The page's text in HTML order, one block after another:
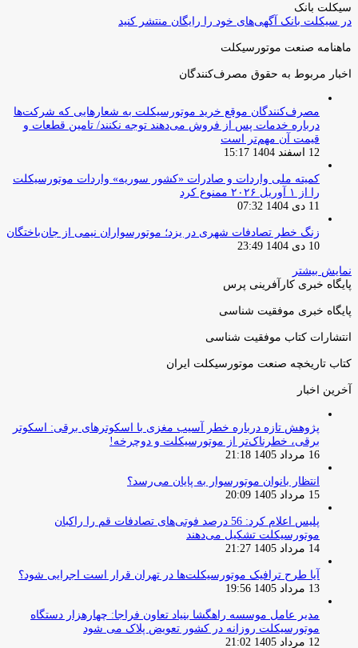
سیکلت بانک
در سیکلت بانک آگهی‌های خود را رایگان منتشر کنید
ماهنامه صنعت موتورسیکلت
اخبار مربوط به حقوق مصرف‌کنندگان
مصرف‌کنندگان موقع خرید موتورسیکلت به شعارهایی که شرکت‌ها
درباره خدمات پس از فروش می‌دهند توجه نکنند/ تامین قطعات و
قیمت آن مهم‌تر است
12 اسفند 1404 15:17
کمیته ملی واردات و صادرات «کشور سوریه» واردات موتورسیکلت
را از ۱ آوریل ۲۰۲۶ ممنوع کرد
11 دی 1404 07:32
زنگ خطر تصادفات شهری در یزد؛ موتورسواران نیمی از جان‌باختگان
10 دی 1404 23:49
نمایش بیشتر
پایگاه خبری کارآفرینی پرس
پایگاه خبری موفقیت شناسی
انتشارات کتاب موفقیت شناسی
کتاب تاریخچه صنعت موتورسیکلت ایران
آخرین اخبار
پژوهش تازه درباره خطر آسیب مغزی با اسکوترهای برقی: اسکوتر
برقی، خطرناک‌تر از موتورسیکلت و دوچرخه!
16 مرداد 1405 21:18
انتظار بانوان موتورسوار به پایان می‌رسد؟
15 مرداد 1405 20:09
پلیس اعلام کرد: 56 درصد فوتی‌های تصادفات قم را راکبان
موتورسیکلت تشکیل می‌دهند
14 مرداد 1405 21:27
آیا طرح ترافیک موتورسیکلت‌ها در تهران قرار است اجرایی شود؟
13 مرداد 1405 19:56
مدیر عامل موسسه راهگشا بنیاد تعاون فراجا: چهارهزار دستگاه
موتورسیکلت روزانه در کشور تعویض پلاک می شود
12 مرداد 1405 21:02